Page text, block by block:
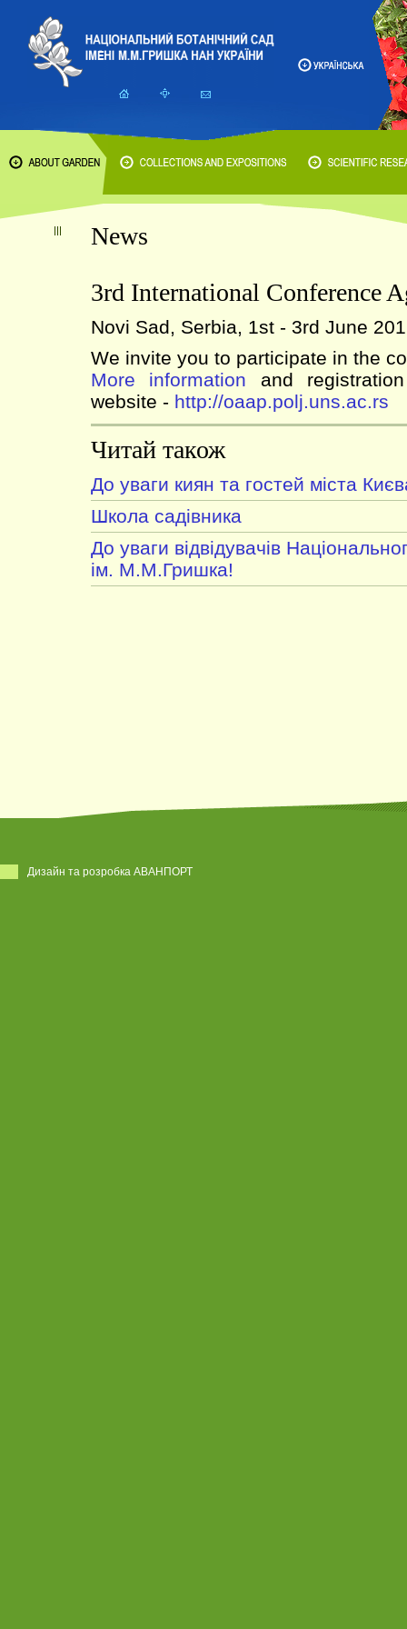
News
3rd International Conference
Novi Sad, Serbia, 1st - 3rd June
We invite you to participate in the
More information and
website - http://oaap.polj.uns.ac.rs
Читай також
До уваги киян та гостей міста
Школа садівника
До уваги відвідувачів
ім. М.М.Гришка!
Дизайн та розробка АВАНПОРТ